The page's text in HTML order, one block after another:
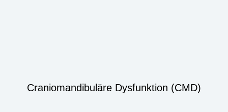
Craniomandibuläre Dysfunktion (CMD)